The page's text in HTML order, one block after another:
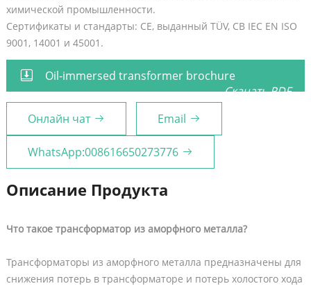
химической промышленности.
Сертификаты и стандарты: CE, выданный TÜV, CB IEC EN ISO
9001, 14001 и 45001.
Oil-immersed transformer brochure
Скачать PDF
Онлайн чат
Email
WhatsApp:008616650273776
Описание Продукта
Что такое трансформатор из аморфного металла?
Трансформаторы из аморфного металла предназначены для
снижения потерь в трансформаторе и потерь холостого хода